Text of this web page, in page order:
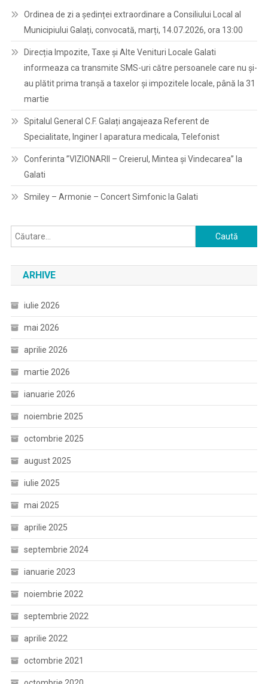
Ordinea de zi a ședinței extraordinare a Consiliului Local al
Municipiului Galați, convocată, marți, 14.07.2026, ora 13:00
Direcția Impozite, Taxe și Alte Venituri Locale Galati
informeaza ca transmite SMS-uri către persoanele care nu și-
au plătit prima tranșă a taxelor și impozitele locale, până la 31
martie
Spitalul General C.F. Galați angajeaza Referent de
Specialitate, Inginer I aparatura medicala, Telefonist
Conferinta ”VIZIONARII – Creierul, Mintea și Vindecarea” la
Galati
Smiley – Armonie – Concert Simfonic la Galati
Caută
după:
ARHIVE
iulie 2026
mai 2026
aprilie 2026
martie 2026
ianuarie 2026
noiembrie 2025
octombrie 2025
august 2025
iulie 2025
mai 2025
aprilie 2025
septembrie 2024
ianuarie 2023
noiembrie 2022
septembrie 2022
aprilie 2022
octombrie 2021